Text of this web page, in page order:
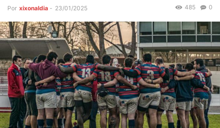
Por xixonaldia - 23/01/2025 0
485